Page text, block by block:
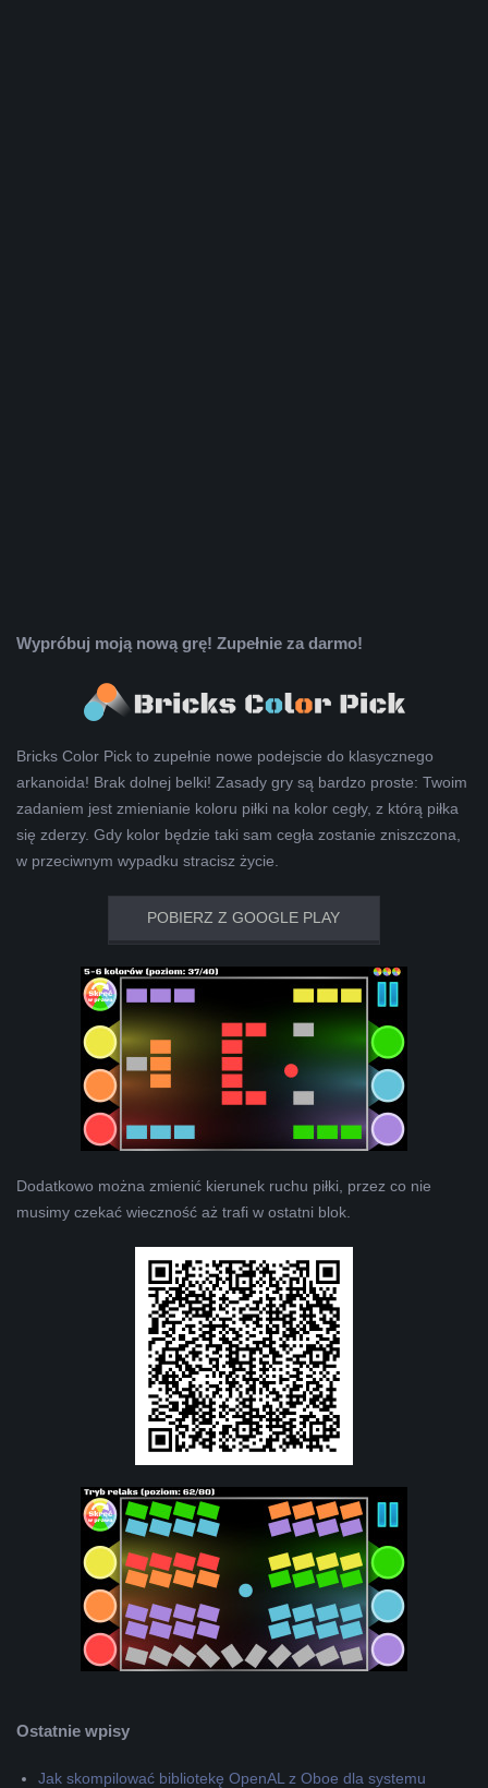
Wypróbuj moją nową grę! Zupełnie za darmo!
Bricks Color Pick to zupełnie nowe podejscie do klasycznego
arkanoida! Brak dolnej belki! Zasady gry są bardzo proste: Twoim
zadaniem jest zmienianie koloru piłki na kolor cegły, z którą piłka
się zderzy. Gdy kolor będzie taki sam cegła zostanie zniszczona,
w przeciwnym wypadku stracisz życie.
POBIERZ Z GOOGLE PLAY
Dodatkowo można zmienić kierunek ruchu piłki, przez co nie
musimy czekać wieczność aż trafi w ostatni blok.
Ostatnie wpisy
Jak skompilować bibliotekę OpenAL z Oboe dla systemu